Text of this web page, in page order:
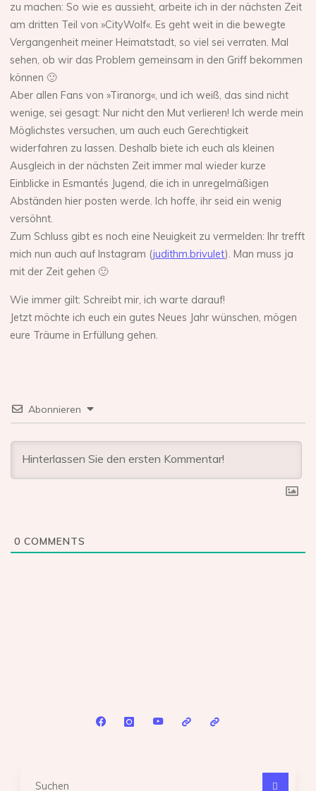
zu machen: So wie es aussieht, arbeite ich in der nächsten Zeit
am dritten Teil von »CityWolf«. Es geht weit in die bewegte
Vergangenheit meiner Heimatstadt, so viel sei verraten. Mal
sehen, ob wir das Problem gemeinsam in den Griff bekommen
können 🙂
Aber allen Fans von »Tiranorg«, und ich weiß, das sind nicht
wenige, sei gesagt: Nur nicht den Mut verlieren! Ich werde mein
Möglichstes versuchen, um auch euch Gerechtigkeit
widerfahren zu lassen. Deshalb biete ich euch als kleinen
Ausgleich in der nächsten Zeit immer mal wieder kurze
Einblicke in Esmantés Jugend, die ich in unregelmäßigen
Abständen hier posten werde. Ich hoffe, ihr seid ein wenig
versöhnt.
Zum Schluss gibt es noch eine Neuigkeit zu vermelden: Ihr trefft
mich nun auch auf Instagram (judithm.brivulet). Man muss ja
mit der Zeit gehen 🙂
Wie immer gilt: Schreibt mir, ich warte darauf!
Jetzt möchte ich euch ein gutes Neues Jahr wünschen, mögen
eure Träume in Erfüllung gehen.
Abonnieren
0 COMMENTS